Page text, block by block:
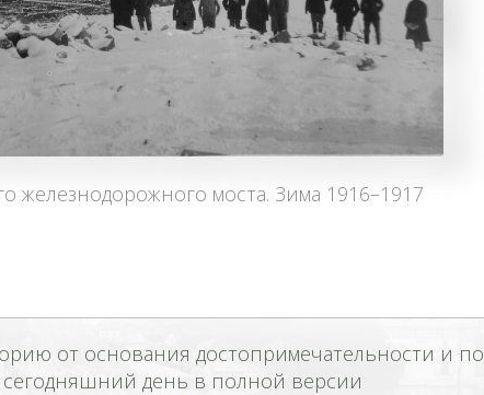
железнодорожного моста. Зима 1916–1917
от основания достопримечательности и по
сегодняшний день в полной версии